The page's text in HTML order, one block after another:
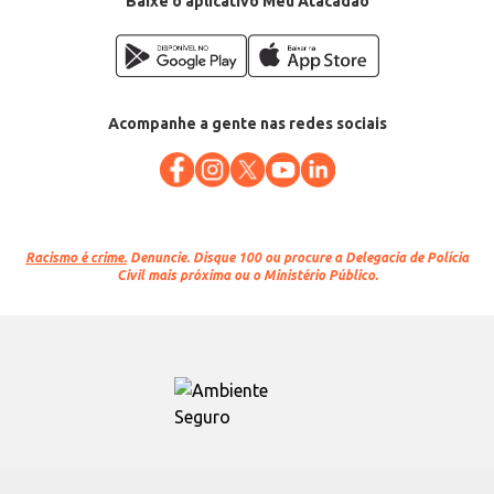
Acompanhe a gente nas redes sociais
Racismo é crime. Denuncie. Disque 100 ou procure a Delegacia de Polícia
Civil mais próxima ou o Ministério Público.